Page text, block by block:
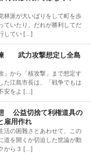
派が大いばりをして町を歩
ていたり、だれが勝利してだ
してい […]
武力攻撃想定し全島
から「核攻撃」まで想定す
た江島市長は、「戦争でもは
安をよ […]
公益切捨て利権道具の
雇用作れ
の困難さとあわせて、この
道を開くか切迫した世論が動
から３ […]